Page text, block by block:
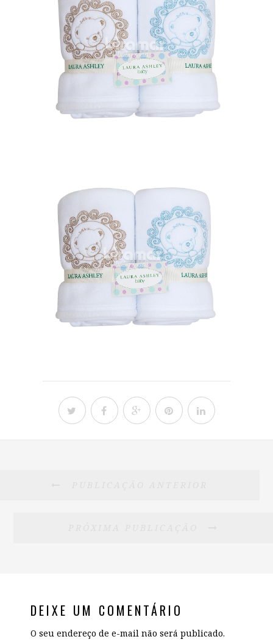
DEIXE UM COMENTÁRIO
O seu endereço de e-mail não será publicado.